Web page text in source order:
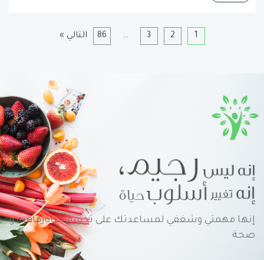
1
2
3
…
86 التالي »
إنها مهمتي وشغفي لمساعدتك على تحقيق حياةرفاهية و
صحة